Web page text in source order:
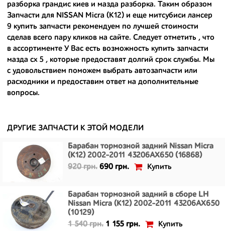
Купить комплектующие для авто с разборки – хорошее решение.
Ведь наши запчасти:
- доступные по цене;
- сняты только с автомобилей, которые ездили по превосходным
европейским и японским дорогам;
- имеют большой запас прочности и невыробатанный ресурс, и
долго прослужат вам.
разборка грандис киев и мазда разборка. Таким образом
Запчасти для NISSAN Micra (K12) и еще митсубиси лансер
9 купить запчасти рекомендуем по лучшей стоимости
сделав всего пару кликов на сайте. Следует отметить , что
в ассортименте У Вас есть возможность купить запчасти
мазда сх 5 , которые предоставят долгий срок службы. Мы
с удовольствием поможем выбрать автозапчасти или
расходники и предоставим ответ на дополнительные
вопросы.
ДРУГИЕ ЗАПЧАСТИ К ЭТОЙ МОДЕЛИ
Барабан тормозной задний Nissan Micra
(K12) 2002-2011 43206AX650 (16868)
920 грн. 690 грн. Купить
Барабан тормозной задний в сборе LH
Nissan Micra (K12) 2002-2011 43206AX650
(10129)
1 540 грн. 1 155 грн. Купить